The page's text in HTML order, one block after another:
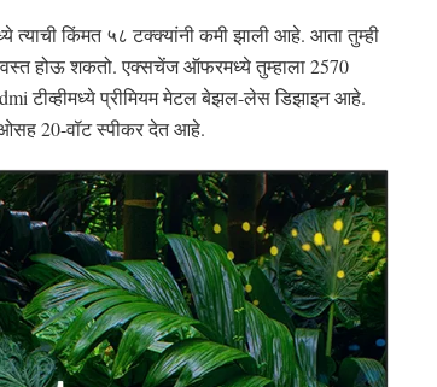
त्याची किंमत ५८ टक्क्यांनी कमी झाली आहे. आता तुम्ही
होऊ शकतो. एक्सचेंज ऑफरमध्ये तुम्हाला 2570
टीव्हीमध्ये प्रीमियम मेटल बेझल-लेस डिझाइन आहे.
20-वॉट स्पीकर देत आहे.